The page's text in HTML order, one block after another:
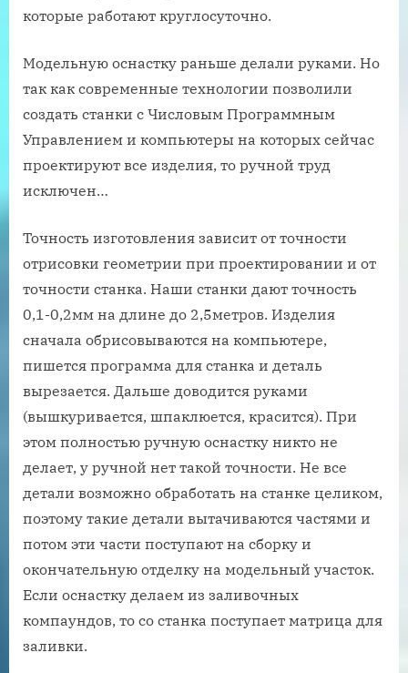
которые работают круглосуточно.
Модельную оснастку раньше делали руками. Но
так как современные технологии позволили
создать станки с Числовым Программным
Управлением и компьютеры на которых сейчас
проектируют все изделия, то ручной труд
исключен…
Точность изготовления зависит от точности
отрисовки геометрии при проектировании и от
точности станка. Наши станки дают точность
0,1-0,2мм на длине до 2,5метров. Изделия
сначала обрисовываются на компьютере,
пишется программа для станка и деталь
вырезается. Дальше доводится руками
(вышкуривается, шпаклюется, красится). При
этом полностью ручную оснастку никто не
делает, у ручной нет такой точности. Не все
детали возможно обработать на станке целиком,
поэтому такие детали вытачиваются частями и
потом эти части поступают на сборку и
окончательную отделку на модельный участок.
Если оснастку делаем из заливочных
компаундов, то со станка поступает матрица для
заливки.